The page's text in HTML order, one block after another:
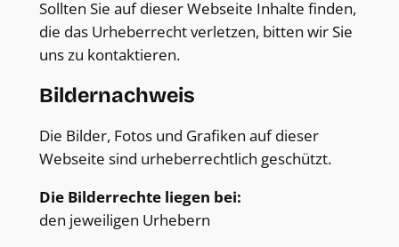
Sollten Sie auf dieser Webseite Inhalte finden,
die das Urheberrecht verletzen, bitten wir Sie
uns zu kontaktieren.
Bildernachweis
Die Bilder, Fotos und Grafiken auf dieser
Webseite sind urheberrechtlich geschützt.
Die Bilderrechte liegen bei:
den jeweiligen Urhebern